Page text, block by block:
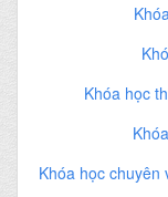
Khóa học
Khóa học chuyên